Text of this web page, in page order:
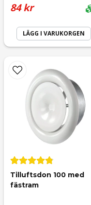
84 kr
LÄGG I VARUKORGEN
Tilluftsdon 100 med
fästram